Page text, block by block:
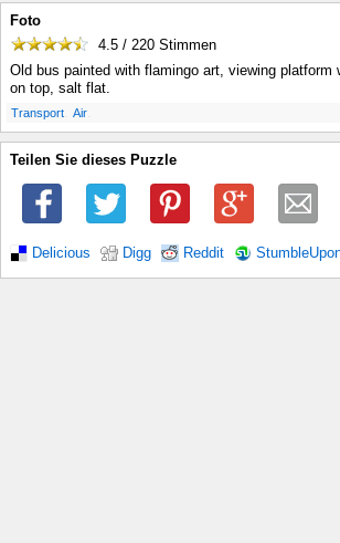
Foto
4.5 / 220 Stimmen
Old bus painted with flamingo art, viewing platform
on top, salt flat.
Transport Air
Teilen Sie dieses Puzzle
Delicious Digg Reddit